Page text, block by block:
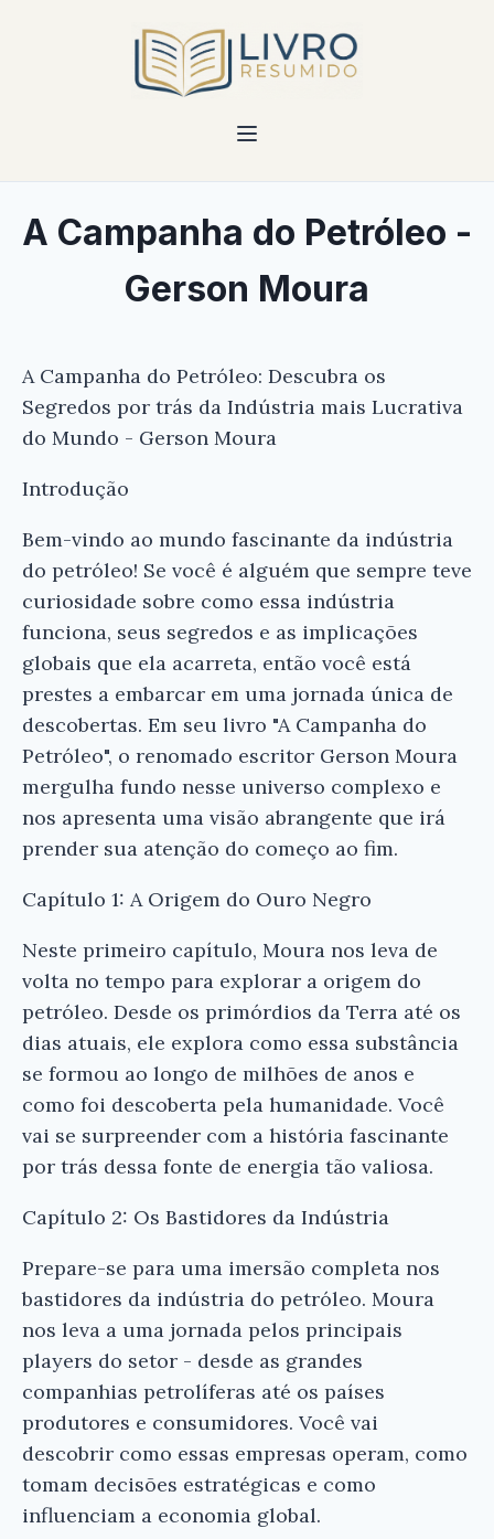
A Campanha do Petróleo -
Gerson Moura
A Campanha do Petróleo: Descubra os
Segredos por trás da Indústria mais Lucrativa
do Mundo - Gerson Moura
Introdução
Bem-vindo ao mundo fascinante da indústria
do petróleo! Se você é alguém que sempre teve
curiosidade sobre como essa indústria
funciona, seus segredos e as implicações
globais que ela acarreta, então você está
prestes a embarcar em uma jornada única de
descobertas. Em seu livro "A Campanha do
Petróleo", o renomado escritor Gerson Moura
mergulha fundo nesse universo complexo e
nos apresenta uma visão abrangente que irá
prender sua atenção do começo ao fim.
Capítulo 1: A Origem do Ouro Negro
Neste primeiro capítulo, Moura nos leva de
volta no tempo para explorar a origem do
petróleo. Desde os primórdios da Terra até os
dias atuais, ele explora como essa substância
se formou ao longo de milhões de anos e
como foi descoberta pela humanidade. Você
vai se surpreender com a história fascinante
por trás dessa fonte de energia tão valiosa.
Capítulo 2: Os Bastidores da Indústria
Prepare-se para uma imersão completa nos
bastidores da indústria do petróleo. Moura
nos leva a uma jornada pelos principais
players do setor - desde as grandes
companhias petrolíferas até os países
produtores e consumidores. Você vai
descobrir como essas empresas operam, como
tomam decisões estratégicas e como
influenciam a economia global.